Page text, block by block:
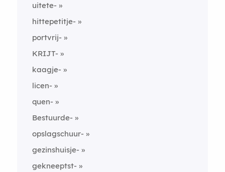
uitete-
hittepetitje-
portvrij-
KRIJT-
kaagje-
licen-
quen-
Bestuurde-
opslagschuur-
gezinshuisje-
gekneeptst-